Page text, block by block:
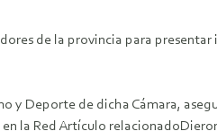
de la provincia para
y Deporte de dicha Cámara,
la Red Artículo